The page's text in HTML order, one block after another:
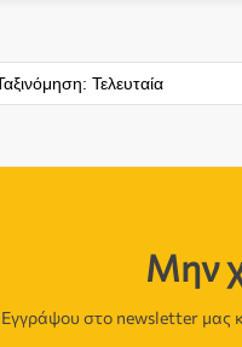
Μην
Εγγράψου στο newsletter μας